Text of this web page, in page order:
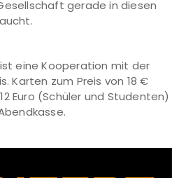
gerade in diesen
eine Kooperation mit der
Karten zum Preis von 18 €
Euro (Schüler und Studenten)